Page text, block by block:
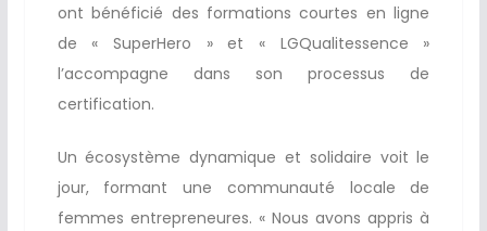
ont bénéficié des formations courtes en ligne
de « SuperHero » et « LGQualitessence »
l’accompagne dans son processus de
certification.
Un écosystème dynamique et solidaire voit le
jour, formant une communauté locale de
femmes entrepreneures. « Nous avons appris à